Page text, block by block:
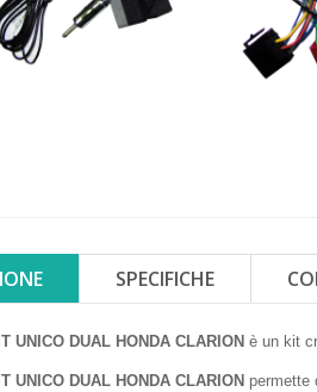
SPECIFICHE
UNICO DUAL HONDA CLARION è un kit
UNICO DUAL HONDA CLARION permette